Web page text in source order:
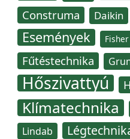
Construma Daikin
Események Fisher
Fűtéstechnika
Hőszivattyú
Klímatechnika
Lindab